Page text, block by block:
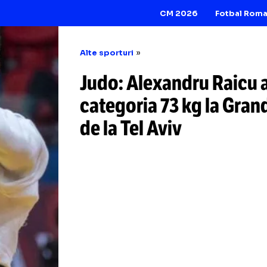
CM 2026
Alte sporturi
​Judo: Alexandru
categoria 73 kg
de la Tel Aviv